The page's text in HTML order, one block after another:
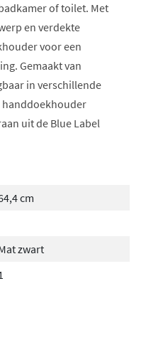
of toilet. Met
en verdekte
voor een
Gemaakt van
in verschillende
handdoekhouder
uit de Blue Label
jouw
in een breed
cm
zwart